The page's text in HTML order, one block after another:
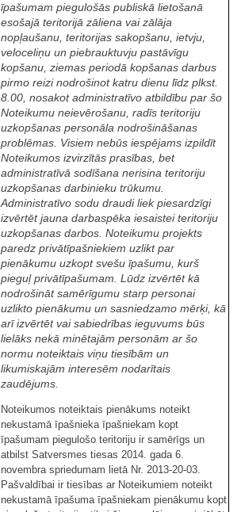
īpašumam piegulošās publiskā lietošanā
esošajā teritorijā zāliena vai zālāja
nopļaušanu, teritorijas sakopšanu, ietvju,
veloceliņu un piebrauktuvju pastāvīgu
kopšanu, ziemas periodā kopšanas darbus
pirmo reizi nodrošinot katru dienu līdz plkst.
8.00, nosakot administratīvo atbildību par šo
Noteikumu neievērošanu, radīs teritoriju
uzkopšanas personāla nodrošināšanas
problēmas. Visiem nebūs iespējams izpildīt
Noteikumos izvirzītās prasības, bet
administratīvā sodīšana nerisina teritoriju
uzkopšanas darbinieku trūkumu.
Administratīvo sodu draudi liek piesardzīgi
izvērtēt jauna darbaspēka iesaistei teritoriju
uzkopšanas darbos. Noteikumu projekts
paredz privātīpašniekiem uzlikt par
pienākumu uzkopt svešu īpašumu, kurš
pieguļ privātīpašumam. Lūdz izvērtēt kā
nodrošināt samērīgumu starp personai
uzlikto pienākumu un sasniedzamo mērķi, kā
arī izvērtēt vai sabiedrības ieguvums būs
lielāks nekā minētajām personām ar šo
normu noteiktais viņu tiesībām un
likumiskajām interesēm nodarītais
zaudējums.
Noteikumos noteiktais pienākums noteikt
nekustamā īpašnieka īpašniekam kopt
īpašumam piegulošo teritoriju ir samērīgs un
atbilst Satversmes tiesas 2014. gada 6.
novembra spriedumam lietā Nr. 2013-20-03.
Pašvaldībai ir tiesības ar Noteikumiem noteikt
nekustamā īpašuma īpašniekam pienākumu kopt